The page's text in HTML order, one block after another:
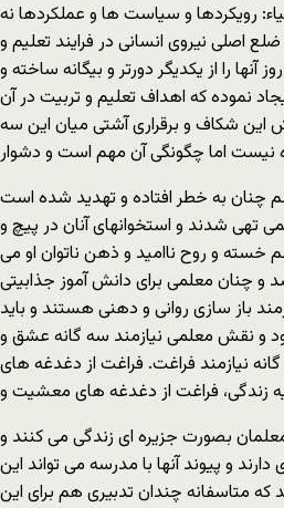
رویکردها و سیاست ها و عملکردها نه
اصلی نیروی انسانی در فرایند تعلیم و
آنها را از یکدیگر دورتر و بیگانه ساخته و
نموده که اهداف تعلیم و تربیت در آن
شکاف و برقراری آشتی میان این سه
به خطر افتاده و تهدید شده است
تهی شدند و استخوانهای آنان در پیچ و
و روح ناامید و ذهن ناتوان او می
و چنان معلمی برای دانش آموز جذابیتی
باز سازی روانی و دهنی هستند و باید
و نقش معلمی نیازمند سه گانه عشق و
نیازمند فراغت. فراغت از دغدغه های
معلمان بصورت جزیره ای زندگی می کنند و
دارند و پیوند آنها با مدرسه می تواند این
متاسفانه چندان تدبیری هم برای این